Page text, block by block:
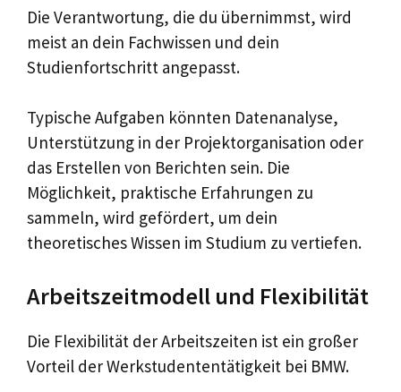
Die Verantwortung, die du übernimmst, wird
meist an dein Fachwissen und dein
Studienfortschritt angepasst.
Typische Aufgaben könnten Datenanalyse,
Unterstützung in der Projektorganisation oder
das Erstellen von Berichten sein. Die
Möglichkeit, praktische Erfahrungen zu
sammeln, wird gefördert, um dein
theoretisches Wissen im Studium zu vertiefen.
Arbeitszeitmodell und Flexibilität
Die Flexibilität der Arbeitszeiten ist ein großer
Vorteil der Werkstudententätigkeit bei BMW.